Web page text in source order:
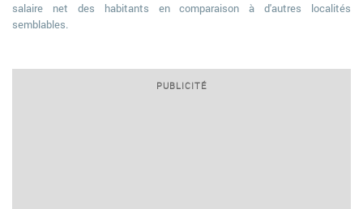
salaire net des habitants en comparaison à d'autres localités
semblables.
PUBLICITÉ